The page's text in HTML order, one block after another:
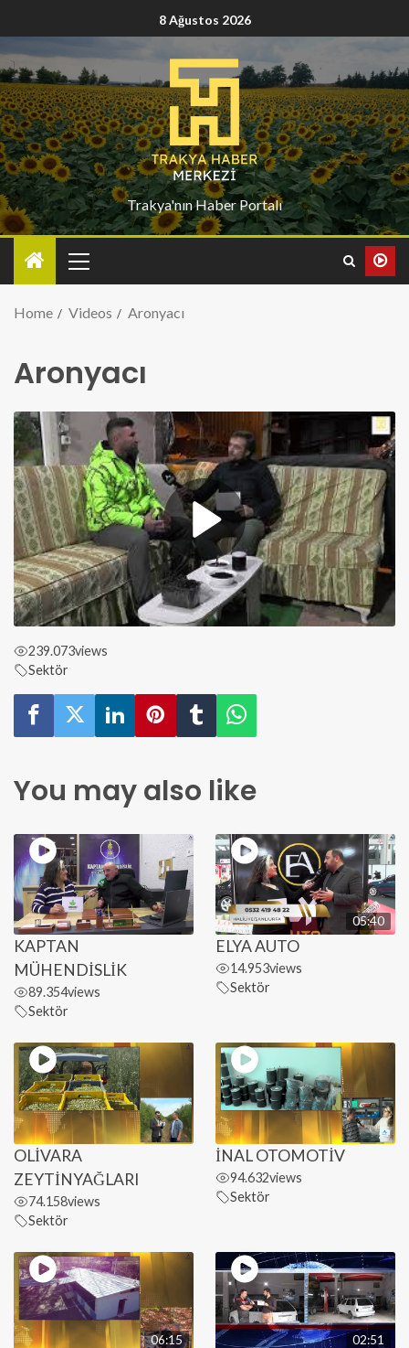
8 Ağustos 2026
Trakya'nın Haber Portalı
Home Videos Aronyacı
Aronyacı
239.073views
Sektör
You may also like
KAPTAN
MÜHENDİSLİK
89.354views
Sektör
05:40
ELYA AUTO
14.953views
Sektör
OLİVARA
ZEYTİNYAĞLARI
74.158views
Sektör
İNAL OTOMOTİV
94.632views
Sektör
06:15 02:51